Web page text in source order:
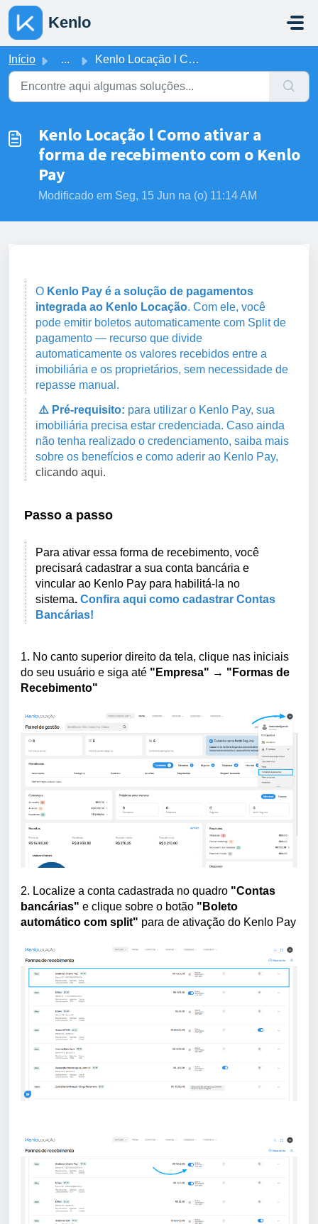
Ir para o conteúdo principal
Kenlo
Início ... Kenlo Locação l Como ativar a forma de recebimento com o ...
Kenlo Locação l Como ativar a
forma de recebimento com o Kenlo
Pay
Modificado em Seg, 15 Jun na (o) 11:14 AM
O Kenlo Pay é a solução de pagamentos
integrada ao Kenlo Locação. Com ele, você
pode emitir boletos automaticamente com Split de
pagamento — recurso que divide
automaticamente os valores recebidos entre a
imobiliária e os proprietários, sem necessidade de
repasse manual.
⚠️ Pré-requisito: para utilizar o Kenlo Pay, sua
imobiliária precisa estar credenciada. Caso ainda
não tenha realizado o credenciamento, saiba mais
sobre os benefícios e como aderir ao Kenlo Pay,
clicando aqui.
Passo a passo
Para ativar essa forma de recebimento, você
precisará cadastrar a sua conta bancária e
vincular ao Kenlo Pay para habilitá-la no
sistema. Confira aqui como cadastrar Contas
Bancárias!
1. No canto superior direito da tela, clique nas iniciais
do seu usuário e siga até "Empresa" → "Formas de
Recebimento"
2. Localize a conta cadastrada no quadro "Contas
bancárias" e clique sobre o botão "Boleto
automático com split" para de ativação do Kenlo Pay